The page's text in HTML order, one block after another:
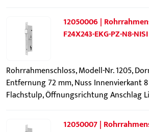
12050006 |
F24X243-EKG-PZ-N8-NISI
Rohrrahmenschloss, Modell-Nr. 1205,
Entfernung 72 mm, Nuss Innenvierkant
Flachstulp, Öffnungsrichtung Anschlag
12050007 |